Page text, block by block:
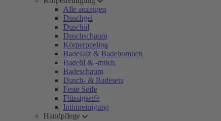
Alle anzeigen
Duschgel
Duschöl
Duschschaum
Körperpeeling
Badesalz & Badebomben
Badeöl & -milch
Badeschaum
Dusch- & Badesets
Feste Seife
Flüssigseife
Intimreinigung
Handpflege